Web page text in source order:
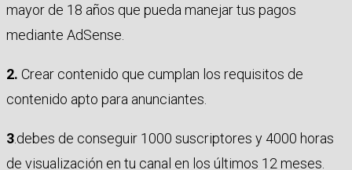
mayor de 18 años que pueda manejar tus pagos
mediante AdSense.
2. Crear contenido que cumplan los requisitos de
contenido apto para anunciantes.
3.debes de conseguir 1000 suscriptores y 4000 horas
de visualización en tu canal en los últimos 12 meses.